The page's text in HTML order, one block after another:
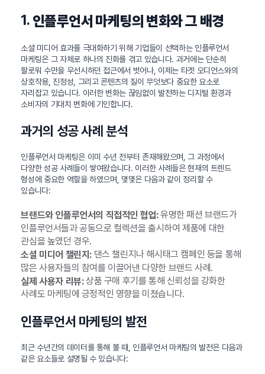
1. 인플루언서 마케팅의 변화와 그 배경
소셜 미디어 효과를 극대화하기 위해 기업들이 선택하는 인플루언서
마케팅은 그 자체로 하나의 진화를 겪고 있습니다. 과거에는 단순히
팔로워 수만을 우선시하던 접근에서 벗어나, 이제는 타겟 오디언스와의
상호작용, 진정성, 그리고 콘텐츠의 질이 무엇보다 중요한 요소로
자리잡고 있습니다. 이러한 변화는 끊임없이 발전하는 디지털 환경과
소비자의 기대치 변화에 기인합니다.
과거의 성공 사례 분석
인플루언서 마케팅은 이미 수년 전부터 존재해왔으며, 그 과정에서
다양한 성공 사례들이 쌓여왔습니다. 이러한 사례들은 현재의 트렌드
형성에 중요한 역할을 하였으며, 몇몇은 다음과 같이 정리할 수
있습니다:
브랜드와 인플루언서의 직접적인 협업:유명한 패션 브랜드가
인플루언서들과 공동으로 컬렉션을 출시하여 제품에 대한
관심을 높였던 경우.
소셜 미디어 챌린지:댄스 챌린지나 해시태그 캠페인 등을 통해
많은 사용자들의 참여를 이끌어낸 다양한 브랜드 사례.
실제 사용자 리뷰:상품 구매 후기를 통해 신뢰성을 강화한
사례도 마케팅에 긍정적인 영향을 미쳤습니다.
인플루언서 마케팅의 발전
최근 수년간의 데이터를 통해 볼 때, 인플루언서 마케팅의 발전은 다음과
같은 요소들로 설명될 수 있습니다: